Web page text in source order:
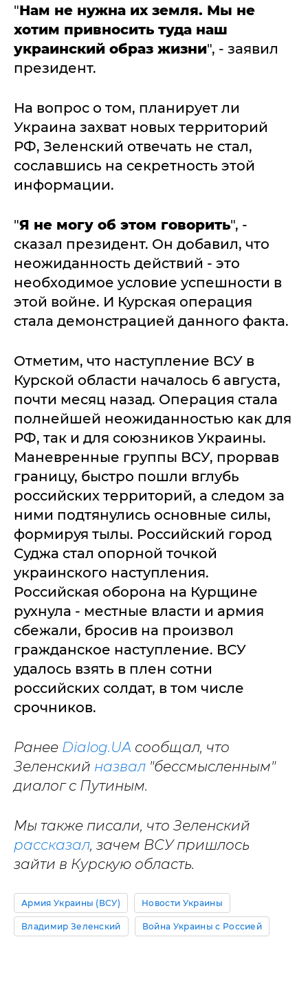
"Нам не нужна их земля. Мы не
хотим привносить туда наш
украинский образ жизни", - заявил
президент.
На вопрос о том, планирует ли
Украина захват новых территорий
РФ, Зеленский отвечать не стал,
сославшись на секретность этой
информации.
"Я не могу об этом говорить", -
сказал президент. Он добавил, что
неожиданность действий - это
необходимое условие успешности в
этой войне. И Курская операция
стала демонстрацией данного факта.
Отметим, что наступление ВСУ в
Курской области началось 6 августа,
почти месяц назад. Операция стала
полнейшей неожиданностью как для
РФ, так и для союзников Украины.
Маневренные группы ВСУ, прорвав
границу, быстро пошли вглубь
российских территорий, а следом за
ними подтянулись основные силы,
формируя тылы. Российский город
Суджа стал опорной точкой
украинского наступления.
Российская оборона на Курщине
рухнула - местные власти и армия
сбежали, бросив на произвол
гражданское наступление. ВСУ
удалось взять в плен сотни
российских солдат, в том числе
срочников.
Ранее Dialog.UA сообщал, что
Зеленский назвал "бессмысленным"
диалог с Путиным.
Мы также писали, что Зеленский
рассказал, зачем ВСУ пришлось
зайти в Курскую область.
Армия Украины (ВСУ) Новости Украины
Владимир Зеленский Война Украины с Россией